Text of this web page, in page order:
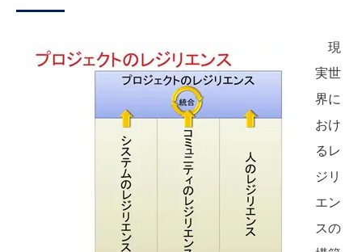
現
実世
界に
おけ
るレ
ジリ
エン
スの